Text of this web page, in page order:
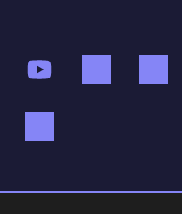
TikTok